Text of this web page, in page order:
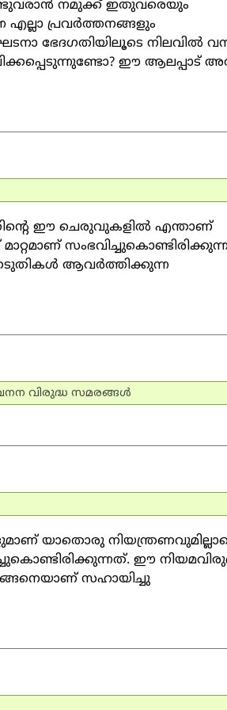
നമുക്ക് ഇതുവരെയും
എല്ലാ പ്രവര്‍ത്തനങ്ങളും
ഭേദഗതിയിലൂടെ നിലവില്‍
ഈ ആലപ്പാട്
ഈ ചെരുവുകളില്‍ എന്താണ്
ആവര്‍ത്തിക്കുന്ന
ഖനന വിരുദ്ധ സമരങ്ങള്‍
യാതൊരു
ഈ
സഹായിച്ചു